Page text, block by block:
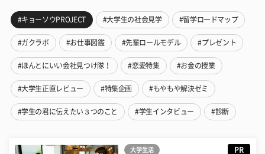
#キョーソウPROJECT #大学生の社会見学 #留学ロードマップ
#ガクラボ #お仕事図鑑 #先輩ロールモデル #プレゼント
#ほんとにいい会社見つけ隊！ #恋愛特集 #お金の授業
#大学生正直レビュー #特集企画 #もやもや解決ゼミ
#学生の君に伝えたい３つのこと #学生インタビュー #診断
大学生活 PR